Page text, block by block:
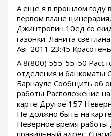
А еще я в прошлом году
первом плане
Джинтропин 10ед со
газонки. Ланита
Авг 2011 23:45
А 8(800) 555-55-50
отделения и банкоматы
Барнауле Сообщить об
работы Расположение
карте Другое 157
Не должно быть на
Неверное время работы